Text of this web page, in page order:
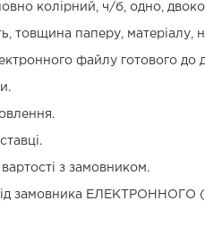
колірний, ч/б, одно,
товщина паперу, матеріалу,
файлу готового до
з замовником.
замовника ЕЛЕКТРОННОГО